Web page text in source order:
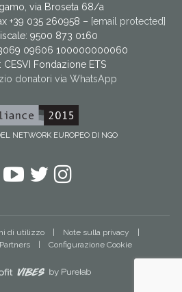
via Broseta 68/a
+39 035 260958 – [email protected]
9500 873 0160
09606 100000000060
CESVI Fondazione ETS
donatori via WhatsApp
NETWORK EUROPEO DI NGO
Facebook
YouTube
Twitter
Instagram
di utilizzo
Note sulla privacy
Partners Configurazione Cookie